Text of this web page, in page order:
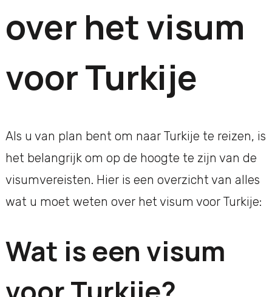
over het visum
voor Turkije
Als u van plan bent om naar Turkije te reizen, is
het belangrijk om op de hoogte te zijn van de
visumvereisten. Hier is een overzicht van alles
wat u moet weten over het visum voor Turkije:
Wat is een visum